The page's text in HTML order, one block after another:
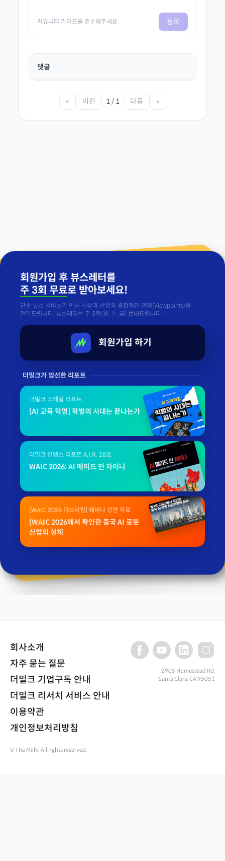
커뮤니티 가이드를 준수해주세요 등록
댓글
« 이전 1 / 1 다음 »
회원가입 후 뷰스레터를
주 3회 무료로 받아보세요!
단순 뉴스 서비스가 아닌 세상과 산업의 종합적인 관점(Viewpoints)을
전달드립니다. 뷰스레터는 주 3회(월, 수, 금) 보내드립니다.
회원가입 하기
더밀크가 엄선한 리포트
더밀크 스페셜 리포트
[AI 교육 혁명] 학벌의 시대는 끝나는가
더밀크 인뎁스 리포트 A.I.R. 28호
WAIC 2026: AI 메이드 인 차이나
[WAIC 2026 디브리핑] 웨비나 강연 자료
[WAIC 2026에서 확인한 중국 AI 로봇
산업의 실체
회사소개
자주 묻는 질문
더밀크 기업구독 안내
더밀크 리서치 서비스 안내
이용약관
개인정보처리방침
2905 Homestead Rd,
Santa Clara, CA 95051
© The Miilk. All rights reserved.